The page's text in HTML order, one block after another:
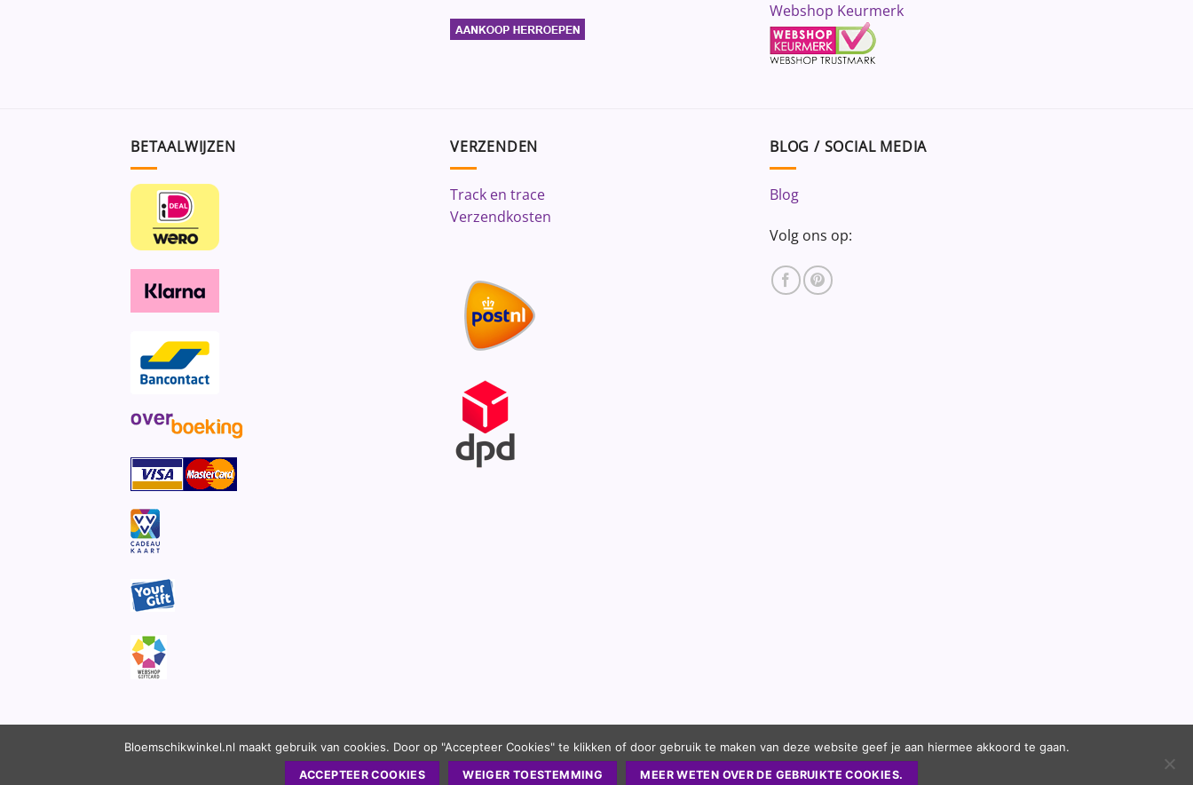
Webshop Keurmerk
BETAALWIJZEN VERZENDEN
Track en trace
Verzendkosten
BLOG / SOCIAL MEDIA
Blog
Volg ons op:
Bloemschikwinkel
Bloemschikwinkel.nl maakt gebruik van cookies. Door op "Accepteer Cookies" te klikken of door gebruik te maken van deze website geef je aan hiermee akkoord te gaan.
ACCEPTEER COOKIES WEIGER TOESTEMMING MEER WETEN OVER DE GEBRUIKTE COOKIES.